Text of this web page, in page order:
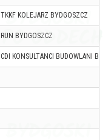
TKKF KOLEJARZ BYDGOSZCZ
RUN BYDGOSZCZ
CDI KONSULTANCI BUDOWLANI